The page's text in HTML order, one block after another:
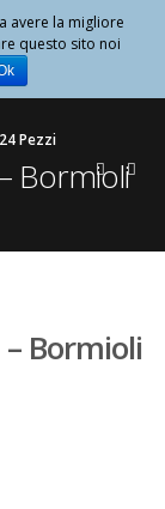
Pezzi
Bormioli
Bormioli
avere la migliore
questo sito noi